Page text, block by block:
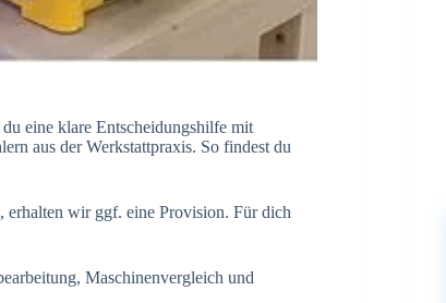
eine klare Entscheidungshilfe mit
aus der Werkstattpraxis. So findest du
erhalten wir ggf. eine Provision. Für dich
Maschinenvergleich und